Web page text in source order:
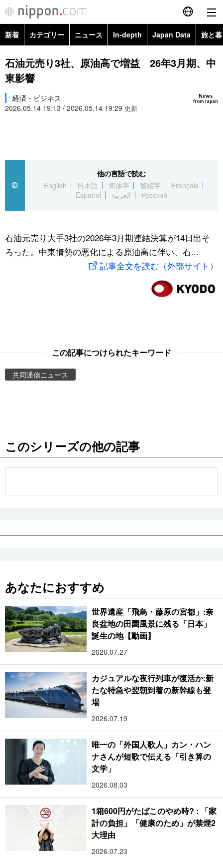
English
简体字
Русский
カテゴリー
国際
社会
文化
アーカイブ
Japan Data
旅と暮らし
動画/Live
Images
People
公式SNS
新着 カテゴリー ニュース In-depth Japan Data 旅と
政治・外交
経済・ビジネス
国際・海外
文化
科学・技術
暮らし
スポーツ・東京2020
Topics
石油元売り3社、原油高で増益 26年3月期、中
東影響
News
from Japan
経済・ビジネス
2026.05.14 19:13 / 2026.05.14 19:29 更新
他の言語で読む
English
日本語 简体字 繁體字
Français
Español
العربية Русский
石油元売り大手3社の2026年3月期連結決算が14日出そ
ろった。中東情勢の悪化による原油高に伴い、石...
記事全文を読む（外部サイト）
この記事につけられたキーワード
共同通信ニュース
このシリーズの他の記事
あなたにおすすめ
世界遺産「飛鳥・藤原の宮都」:奈
良盆地の田園風景に残る「日本」
誕生の地【動画】
2026.07.27
カジュアルな夜行列車が復活か:新
たな特急や翌朝到着の新幹線も登
場
2026.07.19
唯一の「外国人歌人」カン・ハン
ナさんが短歌で伝える「引き算の
文学」
2026.08.03
1箱600円がたばこのやめ時? : 「家
計の負担」「健康のため」が禁煙2
大理由
2026.07.23